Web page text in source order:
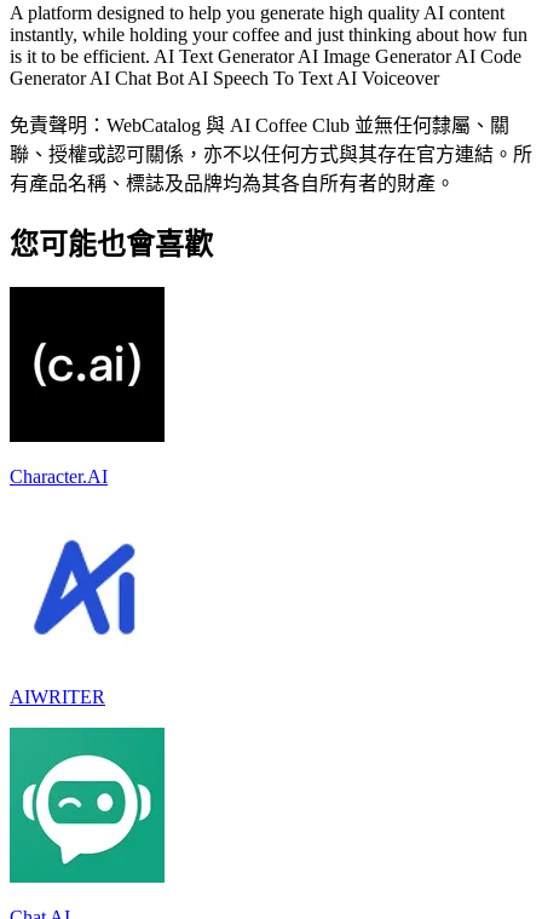
A platform designed to help you generate high quality AI content
instantly, while holding your coffee and just thinking about how fun
is it to be efficient. AI Text Generator AI Image Generator AI Code
Generator AI Chat Bot AI Speech To Text AI Voiceover
免責聲明：WebCatalog 與 AI Coffee Club 並無任何隸屬、關
聯、授權或認可關係，亦不以任何方式與其存在官方連結。所
有產品名稱、標誌及品牌均為其各自所有者的財產。
您可能也會喜歡
Character.AI
AIWRITER